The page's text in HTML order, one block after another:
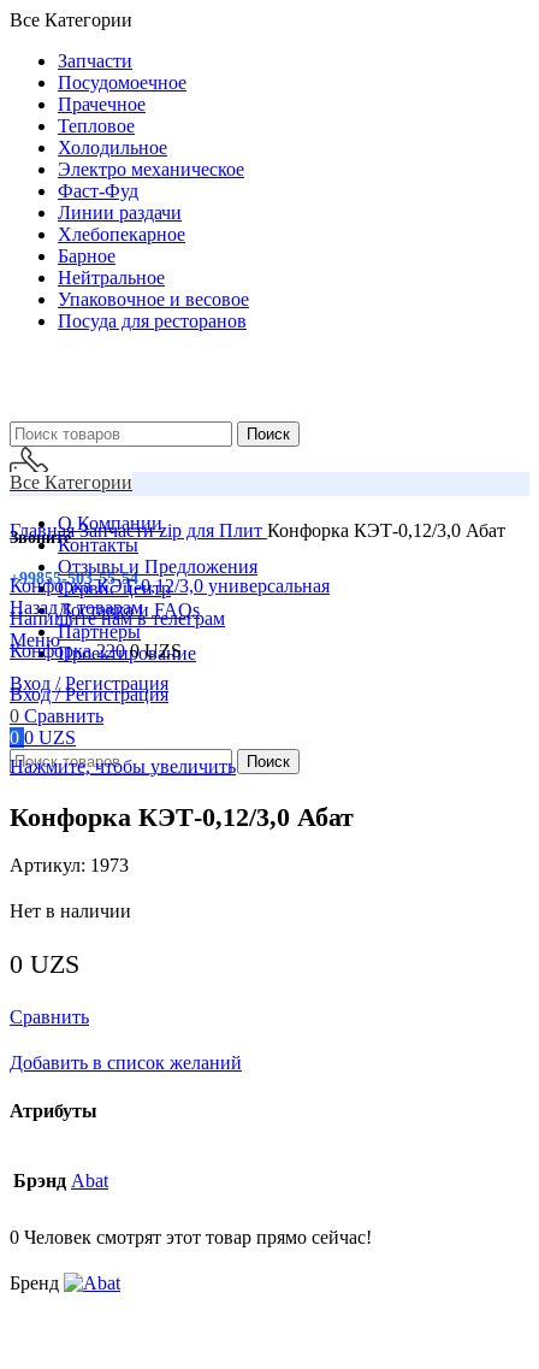
Все Категории
Запчасти
Посудомоечное
Прачечное
Тепловое
Холодильное
Электро механическое
Фаст-Фуд
Линии раздачи
Хлебопекарное
Барное
Нейтральное
Упаковочное и весовое
Посуда для ресторанов
Поиск
Звоните
+99855-503-55-54
Напишите нам в телеграм
Меню
Вход / Регистрация
Все Категории
О Компании
Контакты
Отзывы и Предложения
Сервис центр
Доставка и FAQs
Партнеры
Проектирование
Вход / Регистрация
0 Сравнить
0 0 UZS
Поиск
ГлавнаяЗапчастиzip для Плит Конфорка КЭТ-0,12/3,0 Абат
Конфорка КЭТ-0,12/3,0 универсальная
Назад к товарам
Конфорка 2200UZS
Нажмите, чтобы увеличить
Конфорка КЭТ-0,12/3,0 Абат
Артикул: 1973
Нет в наличии
0 UZS
Сравнить
Добавить в список желаний
Атрибуты
Брэнд Abat
0 Человек смотрят этот товар прямо сейчас!
Бренд